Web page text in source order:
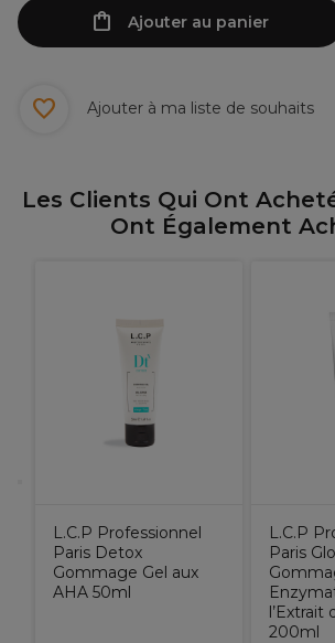
Ajouter au panier
Ajouter à ma liste de souhaits
Les Clients Qui Ont
Ont Également
L.C.P Professionnel
Paris Detox
Gommage Gel aux
AHA 50ml
L.C.P
Paris
l’Extrait
200ml